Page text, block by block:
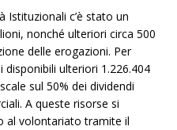
Istituzionali c’è stato un
nonché ulteriori circa 500
delle erogazioni. Per
disponibili ulteriori 1.226.404
sul 50% dei dividendi
A queste risorse si
al volontariato tramite il